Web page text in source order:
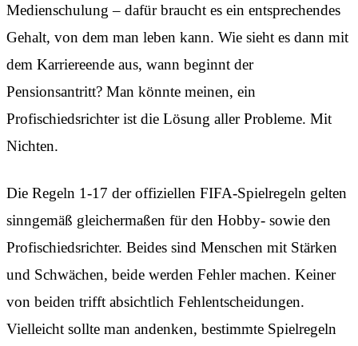
Medienschulung – dafür braucht es ein entsprechendes
Gehalt, von dem man leben kann. Wie sieht es dann mit
dem Karriereende aus, wann beginnt der
Pensionsantritt? Man könnte meinen, ein
Profischiedsrichter ist die Lösung aller Probleme. Mit
Nichten.
Die Regeln 1-17 der offiziellen FIFA-Spielregeln gelten
sinngemäß gleichermaßen für den Hobby- sowie den
Profischiedsrichter. Beides sind Menschen mit Stärken
und Schwächen, beide werden Fehler machen. Keiner
von beiden trifft absichtlich Fehlentscheidungen.
Vielleicht sollte man andenken, bestimmte Spielregeln